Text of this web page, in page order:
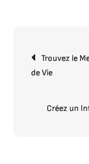
de
l’article
Trouvez le
de Vie
Créez un